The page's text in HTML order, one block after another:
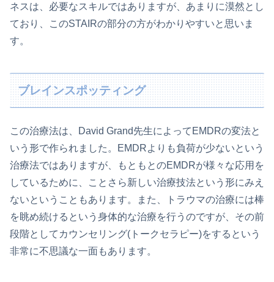
ネスは、必要なスキルではありますが、あまりに漠然とし
ており、このSTAIRの部分の方がわかりやすいと思いま
す。
ブレインスポッティング
この治療法は、David Grand先生によってEMDRの変法と
いう形で作られました。EMDRよりも負荷が少ないという
治療法ではありますが、もともとのEMDRが様々な応用を
しているために、ことさら新しい治療技法という形にみえ
ないということもあります。また、トラウマの治療には棒
を眺め続けるという身体的な治療を行うのですが、その前
段階としてカウンセリング(トークセラピー)をするという
非常に不思議な一面もあります。